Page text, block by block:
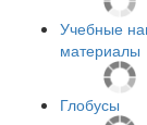
Учебные
материалы
Глобусы